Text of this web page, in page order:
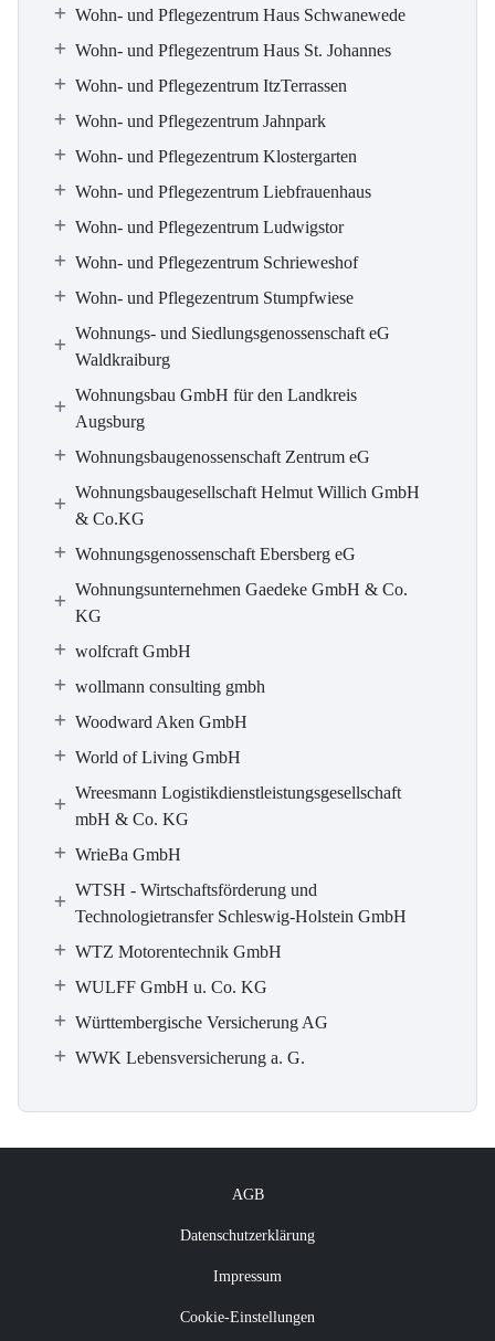
Wohn- und Pflegezentrum Haus Schwanewede
Wohn- und Pflegezentrum Haus St. Johannes
Wohn- und Pflegezentrum ItzTerrassen
Wohn- und Pflegezentrum Jahnpark
Wohn- und Pflegezentrum Klostergarten
Wohn- und Pflegezentrum Liebfrauenhaus
Wohn- und Pflegezentrum Ludwigstor
Wohn- und Pflegezentrum Schrieweshof
Wohn- und Pflegezentrum Stumpfwiese
Wohnungs- und Siedlungsgenossenschaft eG
Waldkraiburg
Wohnungsbau GmbH für den Landkreis
Augsburg
Wohnungsbaugenossenschaft Zentrum eG
Wohnungsbaugesellschaft Helmut Willich GmbH
& Co.KG
Wohnungsgenossenschaft Ebersberg eG
Wohnungsunternehmen Gaedeke GmbH & Co.
KG
wolfcraft GmbH
wollmann consulting gmbh
Woodward Aken GmbH
World of Living GmbH
Wreesmann Logistikdienstleistungsgesellschaft
mbH & Co. KG
WrieBa GmbH
WTSH - Wirtschaftsförderung und
Technologietransfer Schleswig-Holstein GmbH
WTZ Motorentechnik GmbH
WULFF GmbH u. Co. KG
Württembergische Versicherung AG
WWK Lebensversicherung a. G.
AGB
Datenschutzerklärung
Impressum
Cookie-Einstellungen